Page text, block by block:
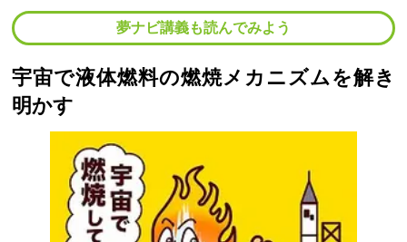
夢ナビ講義も読んでみよう
宇宙で液体燃料の燃焼メカニズムを解き
明かす